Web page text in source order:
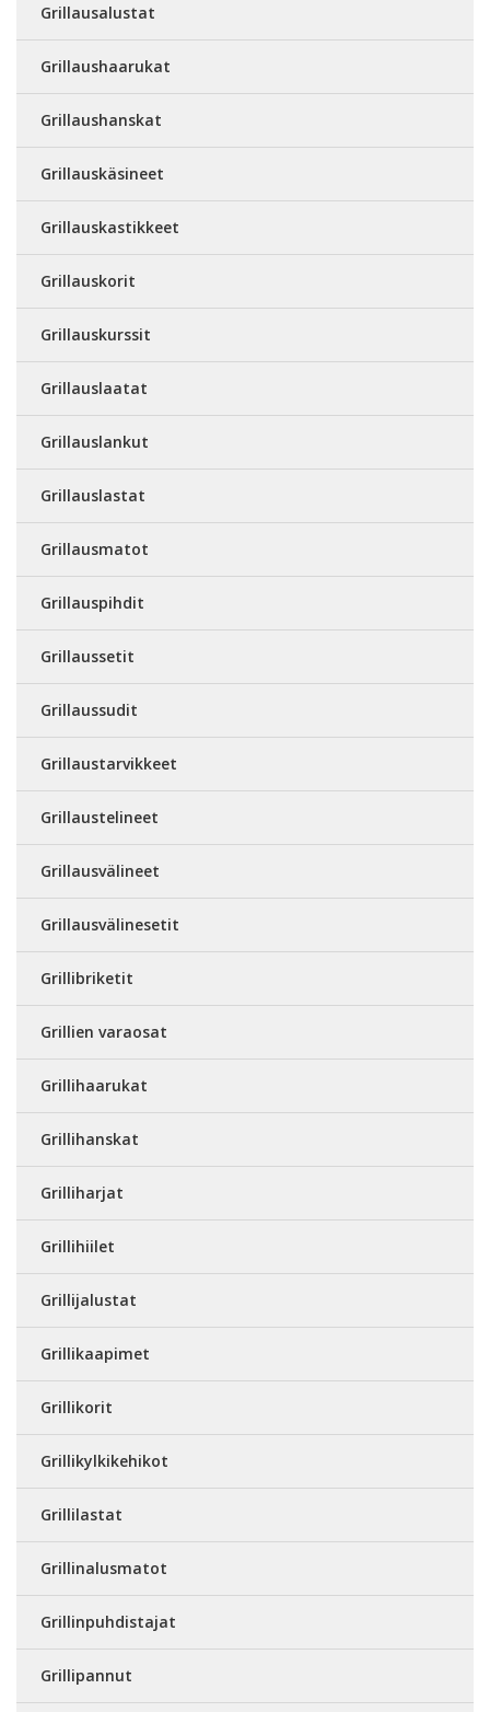
Grillausalustat
Grillaushaarukat
Grillaushanskat
Grillauskäsineet
Grillauskastikkeet
Grillauskorit
Grillauskurssit
Grillauslaatat
Grillauslankut
Grillauslastat
Grillausmatot
Grillauspihdit
Grillaussetit
Grillaussudit
Grillaustarvikkeet
Grillaustelineet
Grillausvälineet
Grillausvälinesetit
Grillibriketit
Grillien varaosat
Grillihaarukat
Grillihanskat
Grilliharjat
Grillihiilet
Grillijalustat
Grillikaapimet
Grillikorit
Grillikylkikehikot
Grillilastat
Grillinalusmatot
Grillinpuhdistajat
Grillipannut